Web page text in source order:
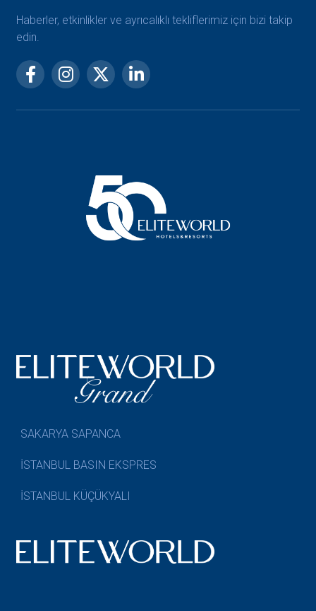
Haberler, etkinlikler ve ayrıcalıklı tekliflerimiz için bizi takip
edin.
SAKARYA SAPANCA
İSTANBUL BASIN EKSPRES
İSTANBUL KÜÇÜKYALI